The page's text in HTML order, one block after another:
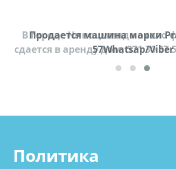
В городе Ниноцминда около
cдается в аренду дом, 571 30 57
Продается машина марки
57Whatsap/Viber
Политика